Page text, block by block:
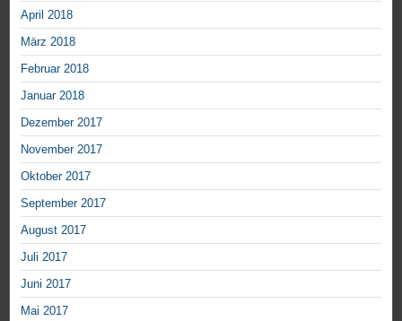
April 2018
März 2018
Februar 2018
Januar 2018
Dezember 2017
November 2017
Oktober 2017
September 2017
August 2017
Juli 2017
Juni 2017
Mai 2017